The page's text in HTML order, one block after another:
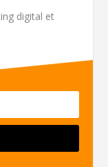
digital et